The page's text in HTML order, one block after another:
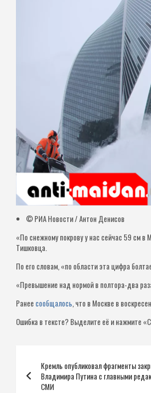
© РИА Новости / Антон Денисов
«По снежному покрову у нас сейчас 59 см
Тишковца.
По его словам, «по области эта цифра
«Превышение над нормой в полтора-два
Ранее сообщалось, что в Москве в
Ошибка в тексте? Выделите её и нажмите
по
Кремль опубликовал фрагменты
Владимира Путина с главными
СМИ